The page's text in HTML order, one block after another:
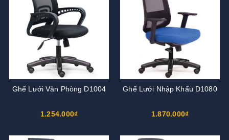
Ghế Lưới Văn Phòng D1004
1.254.000₫
Ghế Lưới Nhập Khẩu D1080
1.870.000₫